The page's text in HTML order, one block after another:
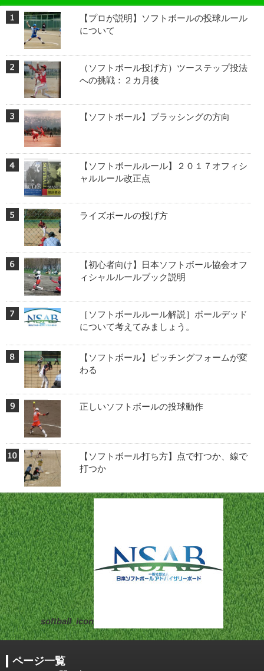
【プロが説明】ソフトボールの投球ルール
について
（ソフトボール投げ方）ツーステップ投法
への挑戦：２カ月後
【ソフトボール】ブラッシングの方向
【ソフトボールルール】２０１７オフィシ
ャルルール改正点
ライズボールの投げ方
【初心者向け】日本ソフトボール協会オフ
ィシャルルールブック説明
［ソフトボールルール解説］ボールデッド
について考えてみましょう。
【ソフトボール】ピッチングフォームが変
わる
正しいソフトボールの投球動作
【ソフトボール打ち方】点で打つか、線で
打つか
softball_icon
ページ一覧